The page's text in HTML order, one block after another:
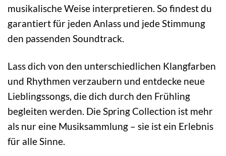
musikalische Weise interpretieren. So findest du
garantiert für jeden Anlass und jede Stimmung
den passenden Soundtrack.
Lass dich von den unterschiedlichen Klangfarben
und Rhythmen verzaubern und entdecke neue
Lieblingssongs, die dich durch den Frühling
begleiten werden. Die Spring Collection ist mehr
als nur eine Musiksammlung – sie ist ein Erlebnis
für alle Sinne.